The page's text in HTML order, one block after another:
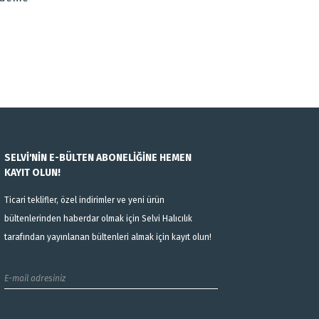
tonlar hakimdir.
ile geçmişin esintilerini yaşam alanlarınıza taşımaktadır.
Modelleri
tercih edebilirsiniz. Afgan halı, geçmişin trend olduğu
yoğun desenler ile ön plana çıkıyor.
işçiliğinin ön plana çıktığı halılar bulunduğu mekanın en
SELVİ'NİN E-BÜLTEN ABONELİĞİNE HEMEN
KAYIT OLUN!
Ticari teklifler, özel indirimler ve yeni ürün
bültenlerinden haberdar olmak için Selvi Halıcılık
tarafından yayınlanan bültenleri almak için kayıt olun!